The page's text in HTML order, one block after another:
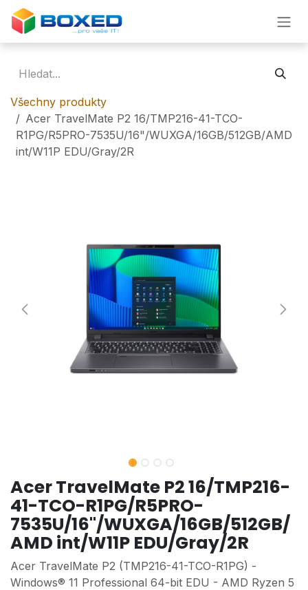
Přejít na obsah
Všechny produkty
Acer TravelMate P2 16/TMP216-41-TCO-
R1PG/R5PRO-7535U/16"/WUXGA/16GB/512GB/AMD
int/W11P EDU/Gray/2R
Acer TravelMate P2 16/TMP216-
41-TCO-R1PG/R5PRO-
7535U/16"/WUXGA/16GB/512GB/
AMD int/W11P EDU/Gray/2R
Acer TravelMate P2 (TMP216-41-TCO-R1PG) -
Windows® 11 Professional 64-bit EDU - AMD Ryzen 5